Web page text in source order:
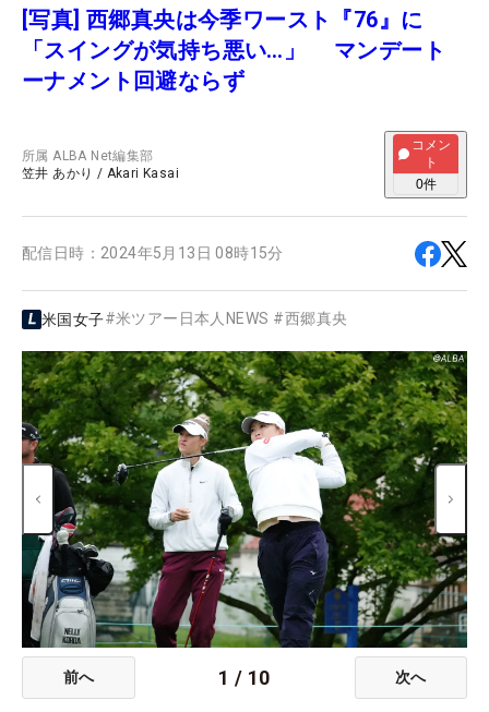
[写真] 西郷真央は今季ワースト『76』に
「スイングが気持ち悪い…」 マンデート
ーナメント回避ならず
所属ALBA Net編集部
笠井 あかり / Akari Kasai
コメン
ト
0件
配信日時： 2024年5月13日 08時15分
米国女子#米ツアー日本人NEWS #西郷真央
前へ 1 / 10 次へ